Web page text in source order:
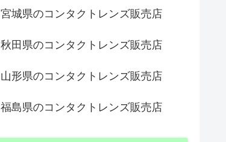
宮城県のコンタクトレンズ販売店
秋田県のコンタクトレンズ販売店
山形県のコンタクトレンズ販売店
福島県のコンタクトレンズ販売店